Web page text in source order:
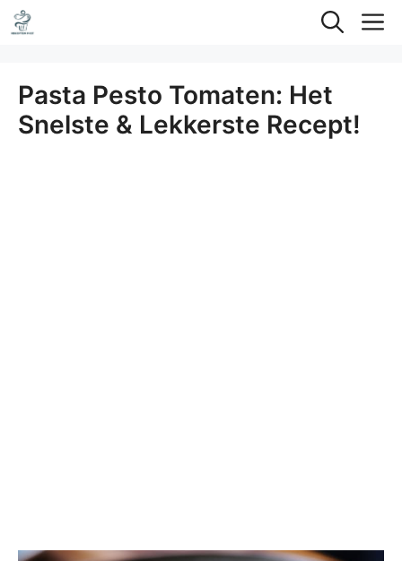
Ga
naar
inhoud
Pasta Pesto Tomaten: Het
Snelste & Lekkerste Recept!